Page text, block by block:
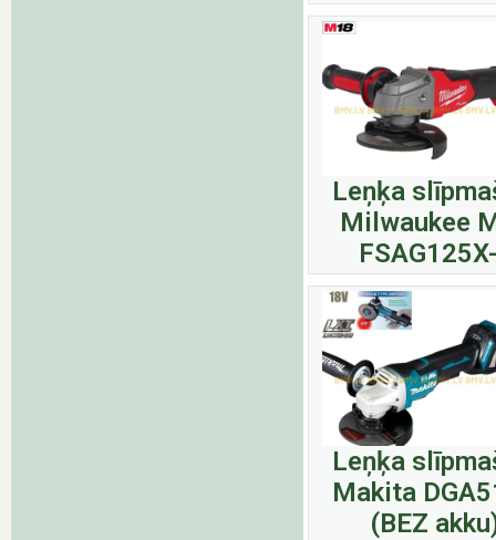
Leņķa
Milwaukee
Leņķa
Makita
(BEZ